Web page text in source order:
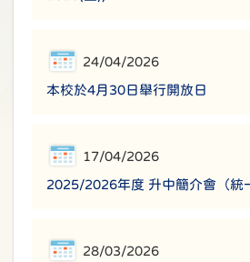
24/04/2026
本校於4月30日舉行開放日
17/04/2026
2025/2026年度 升中簡介會（統
28/03/2026